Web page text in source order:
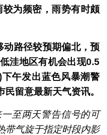
为频密，雨势有时颇
动路径较预期偏北，预
洼地区有机会出现0.5
午发出蓝色风暴潮警
留意最新天气资讯。
至两天警告信号的可
带气旋于指定时段内影